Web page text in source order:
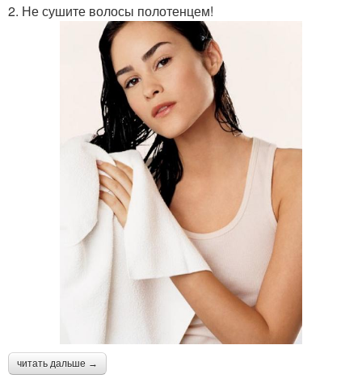
2. Не сушите волосы полотенцем!
читать дальше →